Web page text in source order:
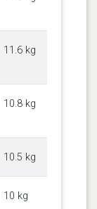
11.6 kg
10.8 kg
10.5 kg
10 kg